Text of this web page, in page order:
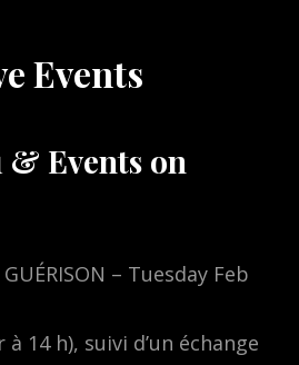
Events
& Events on
GUÉRISON – Tuesday Feb
14 h), suivi d’un échange